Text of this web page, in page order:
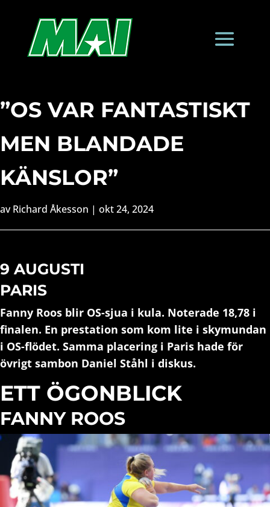
”OS VAR FANTASTISKT
MEN BLANDADE
KÄNSLOR”
avRichard Åkesson | okt 24, 2024
9 AUGUSTI
PARIS
Fanny Roos blir OS-sjua i kula. Noterade 18,78 i
finalen. En prestation som kom lite i skymundan
i OS-flödet. Samma placering i Paris hade för
övrigt sambon Daniel Ståhl i diskus.
ETT ÖGONBLICK
FANNY ROOS